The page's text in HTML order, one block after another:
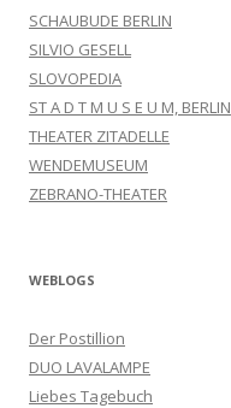
SCHAUBUDE BERLIN
SILVIO GESELL
SLOVOPEDIA
ST A D T M U S E U M, BERLIN
THEATER ZITADELLE
WENDEMUSEUM
ZEBRANO-THEATER
WEBLOGS
Der Postillion
DUO LAVALAMPE
Liebes Tagebuch